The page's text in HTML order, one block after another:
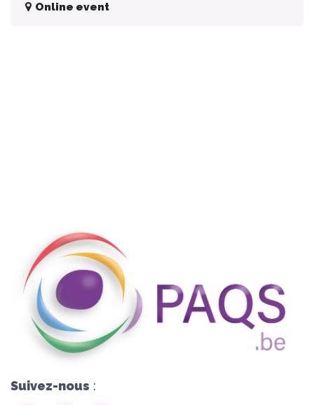
Online event
Suivez-nous :